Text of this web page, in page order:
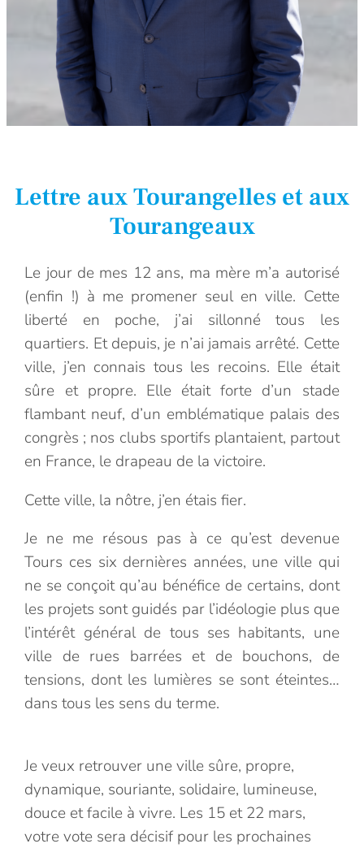
Lettre aux Tourangelles et aux
Tourangeaux
Le jour de mes 12 ans, ma mère m’a autorisé
(enfin !) à me promener seul en ville. Cette
liberté en poche, j’ai sillonné tous les
quartiers. Et depuis, je n’ai jamais arrêté. Cette
ville, j’en connais tous les recoins. Elle était
sûre et propre. Elle était forte d’un stade
flambant neuf, d’un emblématique palais des
congrès ; nos clubs sportifs plantaient, partout
en France, le drapeau de la victoire.
Cette ville, la nôtre, j’en étais fier.
Je ne me résous pas à ce qu’est devenue
Tours ces six dernières années, une ville qui
ne se conçoit qu’au bénéfice de certains, dont
les projets sont guidés par l’idéologie plus que
l’intérêt général de tous ses habitants, une
ville de rues barrées et de bouchons, de
tensions, dont les lumières se sont éteintes…
dans tous les sens du terme.
Je veux retrouver une ville sûre, propre,
dynamique, souriante, solidaire, lumineuse,
douce et facile à vivre. Les 15 et 22 mars,
votre vote sera décisif pour les prochaines